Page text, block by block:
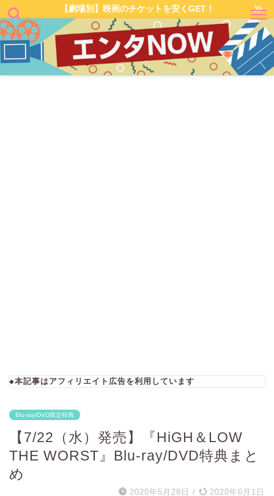
【劇場別】映画のチケットを安くGET！
◆本記事はアフィリエイト広告を利用しています
Blu-ray/DVD限定特典
【7/22（水）発売】『HiGH＆LOW
THE WORST』Blu-ray/DVD特典まと
め
2020年5月28日 / 2020年6月1日